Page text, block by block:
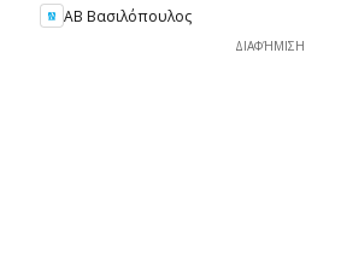
ΑΒ Βασιλόπουλος
ΔΙΑΦΉΜΙΣΗ